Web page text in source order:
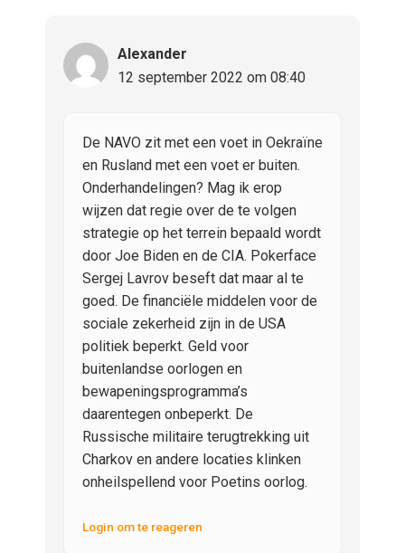
Alexander
12 september 2022 om 08:40
De NAVO zit met een voet in Oekraïne
en Rusland met een voet er buiten.
Onderhandelingen? Mag ik erop
wijzen dat regie over de te volgen
strategie op het terrein bepaald wordt
door Joe Biden en de CIA. Pokerface
Sergej Lavrov beseft dat maar al te
goed. De financiële middelen voor de
sociale zekerheid zijn in de USA
politiek beperkt. Geld voor
buitenlandse oorlogen en
bewapeningsprogramma’s
daarentegen onbeperkt. De
Russische militaire terugtrekking uit
Charkov en andere locaties klinken
onheilspellend voor Poetins oorlog.
Login om te reageren